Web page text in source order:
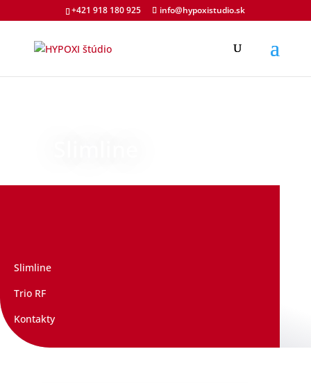
+421 918 180 925 info@hypoxistudio.sk
Slimline
Trio RF
Kontakty